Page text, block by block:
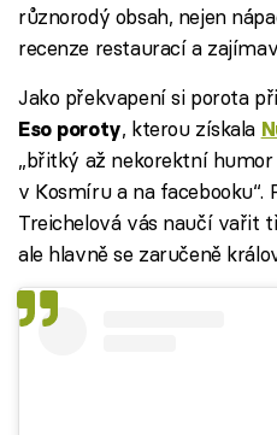
různorodý obsah, nejen
recenze restaurací a
Jako překvapení si porota
Eso poroty, kterou získala
„břitký až nekorektní
v Kosmíru a na facebooku“.
Treichelová vás naučí vařit
ale hlavně se zaručeně